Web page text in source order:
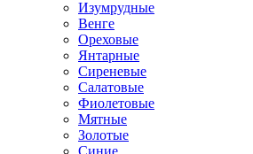
Изумрудные
Венге
Ореховые
Янтарные
Сиреневые
Салатовые
Фиолетовые
Мятные
Золотые
Синие